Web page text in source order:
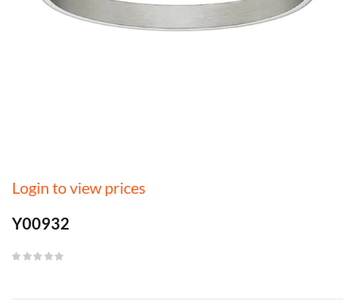
Login to view prices
Y00932